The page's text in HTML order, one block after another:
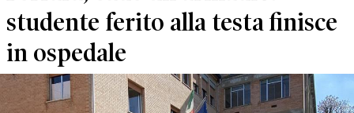
studente ferito alla testa finisce
in ospedale